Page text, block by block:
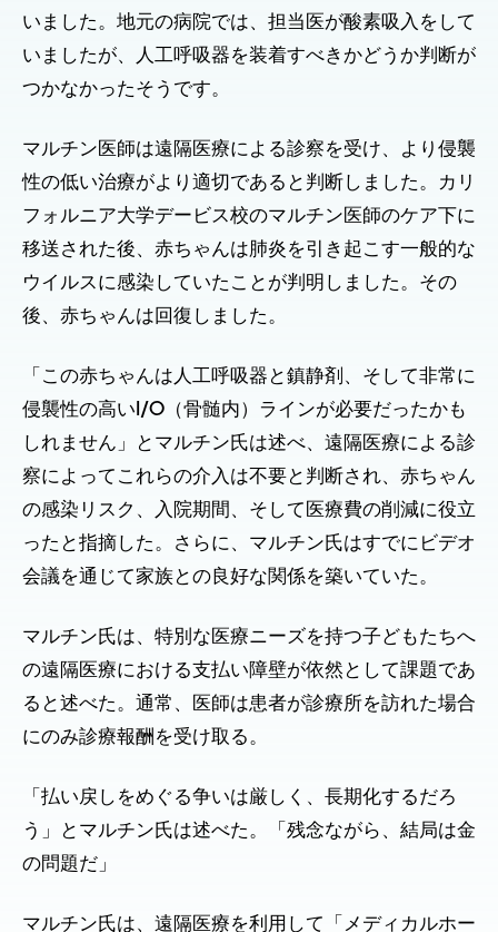
いました。地元の病院では、担当医が酸素吸入をして
いましたが、人工呼吸器を装着すべきかどうか判断が
つかなかったそうです。
マルチン医師は遠隔医療による診察を受け、より侵襲
性の低い治療がより適切であると判断しました。カリ
フォルニア大学デービス校のマルチン医師のケア下に
移送された後、赤ちゃんは肺炎を引き起こす一般的な
ウイルスに感染していたことが判明しました。その
後、赤ちゃんは回復しました。
「この赤ちゃんは人工呼吸器と鎮静剤、そして非常に
侵襲性の高いI/O（骨髄内）ラインが必要だったかも
しれません」とマルチン氏は述べ、遠隔医療による診
察によってこれらの介入は不要と判断され、赤ちゃん
の感染リスク、入院期間、そして医療費の削減に役立
ったと指摘した。さらに、マルチン氏はすでにビデオ
会議を通じて家族との良好な関係を築いていた。
マルチン氏は、特別な医療ニーズを持つ子どもたちへ
の遠隔医療における支払い障壁が依然として課題であ
ると述べた。通常、医師は患者が診療所を訪れた場合
にのみ診療報酬を受け取る。
「払い戻しをめぐる争いは厳しく、長期化するだろ
う」とマルチン氏は述べた。「残念ながら、結局は金
の問題だ」
マルチン氏は、遠隔医療を利用して「メディカルホー